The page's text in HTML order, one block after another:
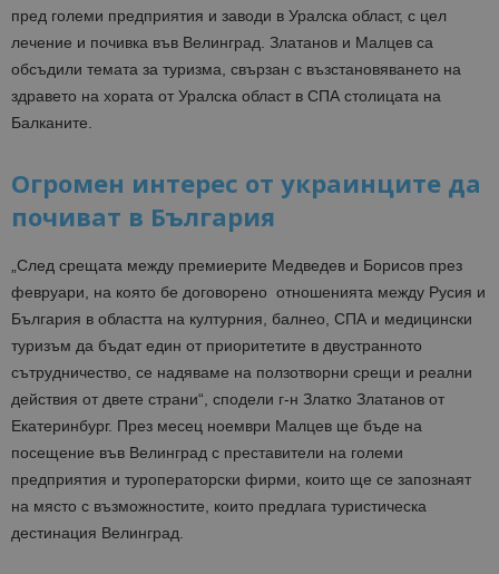
пред големи предприятия и заводи в Уралска област, с цел
лечение и почивка във Велинград. Златанов и Малцев са
обсъдили темата за туризма, свързан с възстановяването на
здравето на хората от Уралска област в СПА столицата на
Балканите.
Огромен интерес от украинците да
почиват в България
„След срещата между премиерите Медведев и Борисов през
февруари, на която бе договорено отношенията между Русия и
България в областта на културния, балнео, СПА и медицински
туризъм да бъдат един от приоритетите в двустранното
сътрудничество, се надяваме на ползотворни срещи и реални
действия от двете страни“, сподели г-н Златко Златанов от
Екатеринбург. През месец ноември Малцев ще бъде на
посещение във Велинград с преставители на големи
предприятия и туроператорски фирми, които ще се запознаят
на място с възможностите, които предлага туристическа
дестинация Велинград.